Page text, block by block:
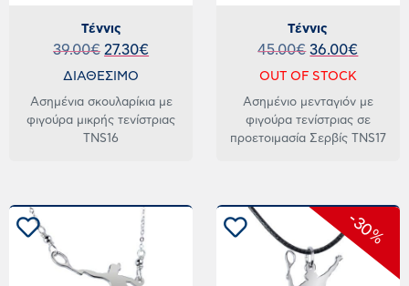
Τέννις
39.00€ 27.30€
ΔΙΑΘΕΣΙΜΟ
Ασημένια σκουλαρίκια με
φιγούρα μικρής τενίστριας
TNS16
Τέννις
45.00€ 36.00€
OUT OF STOCK
Ασημένιο μενταγιόν με
φιγούρα τενίστριας σε
προετοιμασία Σερβίς TNS17
-30%